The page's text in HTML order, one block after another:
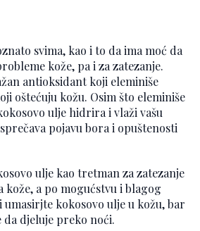
svima, kao i to da ima moć da
kože, pa i za zatezanje.
antioksidant koji eleminiše
oštećuju kožu. Osim što eleminiše
ulje hidrira i vlaži vašu
pojavu bora i opuštenosti
ulje kao tretman za zatezanje
kože, a po mogućstvu i blagog
umasirjte kokosovo ulje u kožu, bar
da djeluje preko noći.